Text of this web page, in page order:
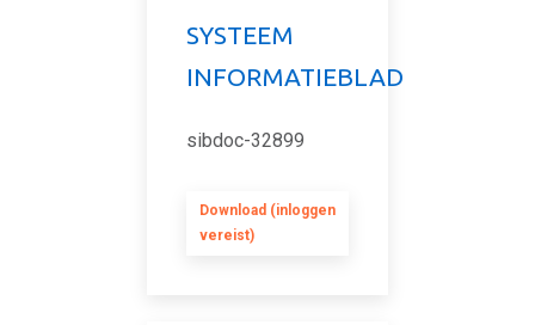
SYSTEEM
INFORMATIEBLAD
sibdoc-32899
Download (inloggen
vereist)